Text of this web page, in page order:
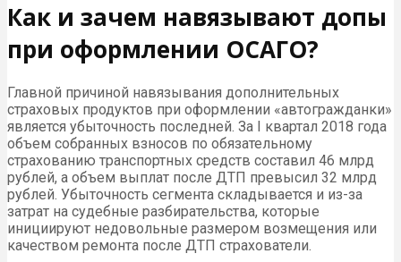
Как и зачем навязывают допы
при оформлении ОСАГО?
Главной причиной навязывания дополнительных
страховых продуктов при оформлении «автогражданки»
является убыточность последней. За I квартал 2018 года
объем собранных взносов по обязательному
страхованию транспортных средств составил 46 млрд
рублей, а объем выплат после ДТП превысил 32 млрд
рублей. Убыточность сегмента складывается и из-за
затрат на судебные разбирательства, которые
инициируют недовольные размером возмещения или
качеством ремонта после ДТП страхователи.